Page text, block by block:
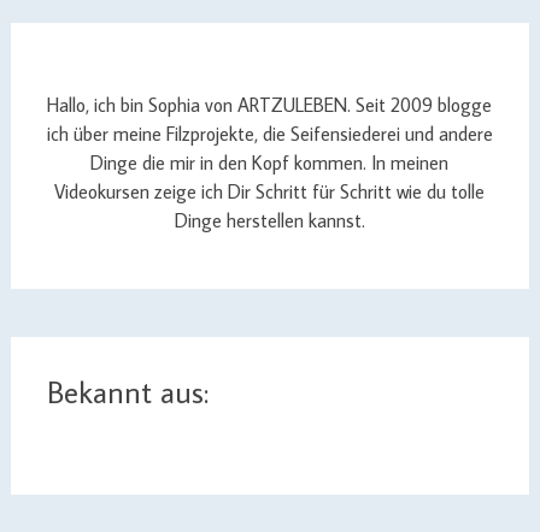
Hallo, ich bin Sophia von ARTZULEBEN. Seit 2009 blogge
ich über meine Filzprojekte, die Seifensiederei und andere
Dinge die mir in den Kopf kommen. In meinen
Videokursen zeige ich Dir Schritt für Schritt wie du tolle
Dinge herstellen kannst.
Bekannt aus: